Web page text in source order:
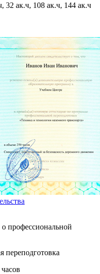
32 ак.ч, 108 ак.ч, 144 ак.ч
профессиональной
переподготовка